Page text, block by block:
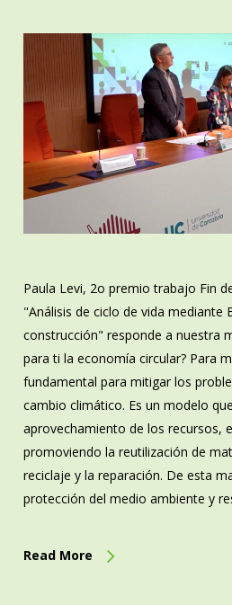
Paula Levi, 2o premio trabajo Fin
"Análisis de ciclo de vida mediante
construcción" responde a nuestra
para ti la economía circular? Para
fundamental para mitigar los
cambio climático. Es un modelo
aprovechamiento de los recursos,
promoviendo la reutilización de
reciclaje y la reparación. De esta
protección del medio ambiente y
Read More